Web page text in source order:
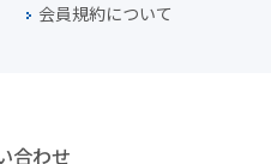
会員規約について
合わせ